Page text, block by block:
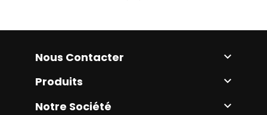
Nous Contacter 
Produits 
Notre Société 